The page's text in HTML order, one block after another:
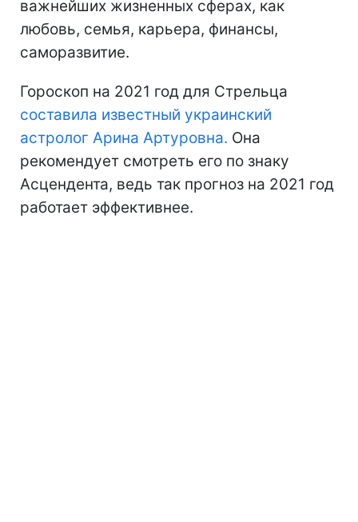
важнейших жизненных сферах, как
любовь, семья, карьера, финансы,
саморазвитие.
Гороскоп на 2021 год для Стрельца
составила известный украинский
астролог Арина Артуровна. Она
рекомендует смотреть его по знаку
Асцендента, ведь так прогноз на 2021 год
работает эффективнее.